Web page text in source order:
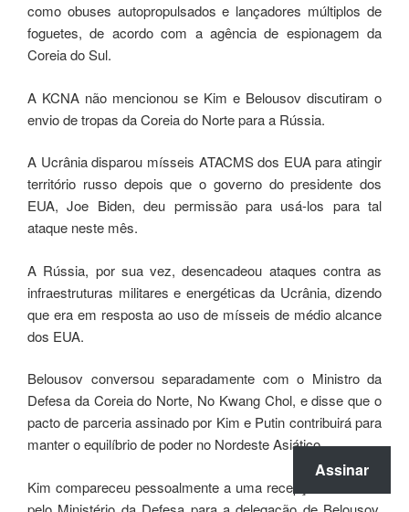
como obuses autopropulsados ​​e lançadores múltiplos de
foguetes, de acordo com a agência de espionagem da
Coreia do Sul.
A KCNA não mencionou se Kim e Belousov discutiram o
envio de tropas da Coreia do Norte para a Rússia.
A Ucrânia disparou mísseis ATACMS dos EUA para atingir
território russo depois que o governo do presidente dos
EUA, Joe Biden, deu permissão para usá-los para tal
ataque neste mês.
A Rússia, por sua vez, desencadeou ataques contra as
infraestruturas militares e energéticas da Ucrânia, dizendo
que era em resposta ao uso de mísseis de médio alcance
dos EUA.
Belousov conversou separadamente com o Ministro da
Defesa da Coreia do Norte, No Kwang Chol, e disse que o
pacto de parceria assinado por Kim e Putin contribuirá para
manter o equilíbrio de poder no Nordeste Asiático.
Kim compareceu pessoalmente a uma recepção oferecida
Assinar